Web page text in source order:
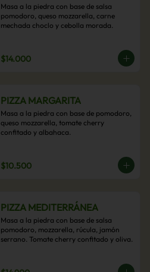
Masa a la piedra con base de salsa
pomodoro, queso mozzarella, carne
mechada choclo y cebolla morada.
$14.000
PIZZA MARGARITA
Masa a la piedra con base de pomodoro,
queso mozzarella, tomate cherry
confitado y albahaca.
$10.500
PIZZA MEDITERRÁNEA
Masa a la piedra con base de salsa
pomodoro, mozzarella, rúcula, jamón
serrano. Tomate cherry confitado y oliva.